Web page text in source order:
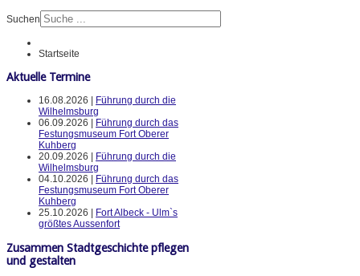
Suchen
Startseite
Aktuelle Termine
16.08.2026 |
Führung durch die
Wilhelmsburg
06.09.2026 |
Führung durch das
Festungsmuseum Fort Oberer
Kuhberg
20.09.2026 |
Führung durch die
Wilhelmsburg
04.10.2026 |
Führung durch das
Festungsmuseum Fort Oberer
Kuhberg
25.10.2026 |
Fort Albeck - Ulm`s
größtes Aussenfort
Zusammen Stadtgeschichte pflegen
und gestalten